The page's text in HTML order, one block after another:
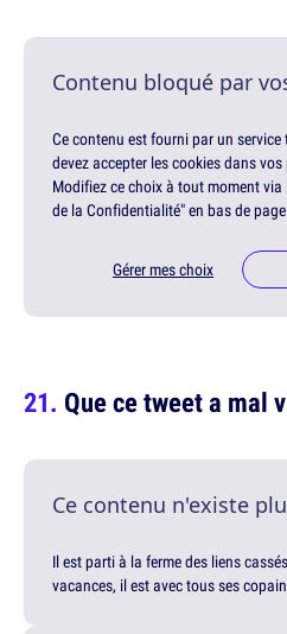
Contenu bloqué par
Ce contenu est fourni par un
devez accepter les cookies dans
Modifiez ce choix à tout moment via
de la Confidentialité" en bas de
Gérer mes choix
Que ce tweet a mal
Ce contenu n'existe
Il est parti à la ferme des liens
vacances, il est avec tous ses